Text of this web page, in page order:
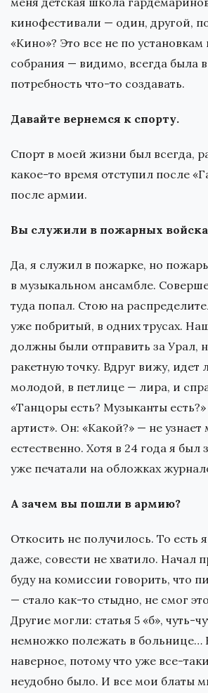
кинофестивали — один, другой,
«Кино»? Это все не по
собрания — видимо, всегда была
потребность что-то создавать.
Давайте вернемся к спорту.
Спорт в моей жизни был всегда,
какое-то время отступил после
после армии.
Вы служили в пожарных
Да, я служил в пожарке, но
в музыкальном ансамбле.
туда попал. Стою на
уже побритый, в одних трусах.
должны были отправить за Урал,
ракетную точку. Вдруг вижу, идет
молодой, в петлице — лира, и
«Танцоры есть? Музыканты
артист». Он: «Какой?» — не узнает
естественно. Хотя в 24 года я был
уже печатали на обложках
А зачем вы пошли в армию?
Откосить не получилось. То есть
даже, совести не хватило. Начал
буду на комиссии говорить, что
— стало как-то стыдно, не смог
Другие могли: статья 5 «б», чуть-
немножко полежать в больнице…
наверное, потому что уже все-
неудобно было. И все мои блаты